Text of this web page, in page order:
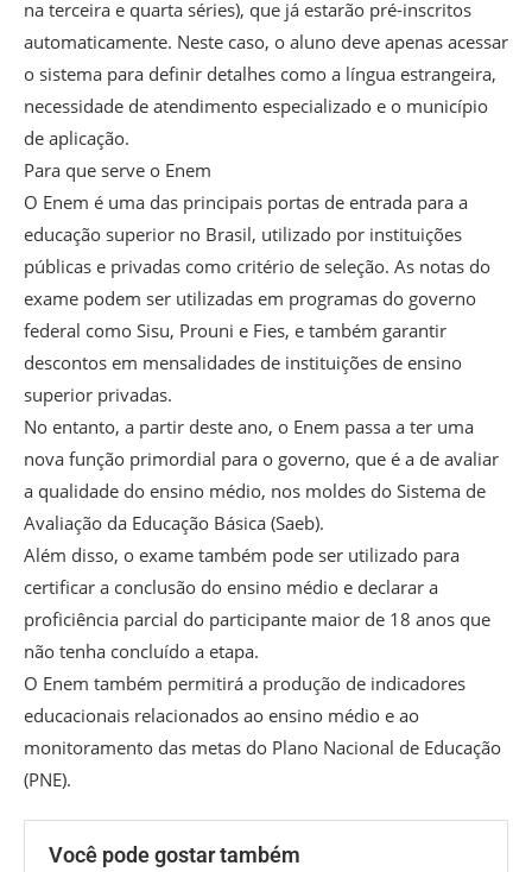
na terceira e quarta séries), que já estarão pré-inscritos
automaticamente. Neste caso, o aluno deve apenas acessar
o sistema para definir detalhes como a língua estrangeira,
necessidade de atendimento especializado e o município
de aplicação.
Para que serve o Enem
O Enem é uma das principais portas de entrada para a
educação superior no Brasil, utilizado por instituições
públicas e privadas como critério de seleção. As notas do
exame podem ser utilizadas em programas do governo
federal como Sisu, Prouni e Fies, e também garantir
descontos em mensalidades de instituições de ensino
superior privadas.
No entanto, a partir deste ano, o Enem passa a ter uma
nova função primordial para o governo, que é a de avaliar
a qualidade do ensino médio, nos moldes do Sistema de
Avaliação da Educação Básica (Saeb).
Além disso, o exame também pode ser utilizado para
certificar a conclusão do ensino médio e declarar a
proficiência parcial do participante maior de 18 anos que
não tenha concluído a etapa.
O Enem também permitirá a produção de indicadores
educacionais relacionados ao ensino médio e ao
monitoramento das metas do Plano Nacional de Educação
(PNE).
Você pode gostar também